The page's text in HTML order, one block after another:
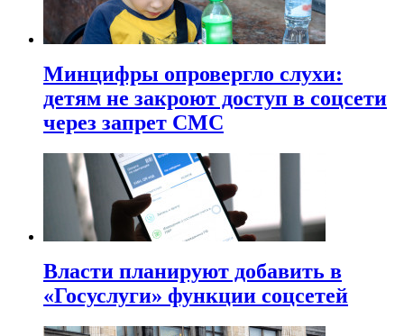
Минцифры опровергло слухи:
детям не закроют доступ в соцсети
через запрет СМС
Власти планируют добавить в
«Госуслуги» функции соцсетей